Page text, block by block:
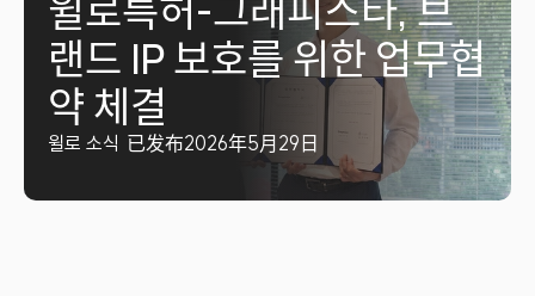
랜드 IP 보호를 위한 업무협
약 체결
윌로 소식 已发布2026年5月29日